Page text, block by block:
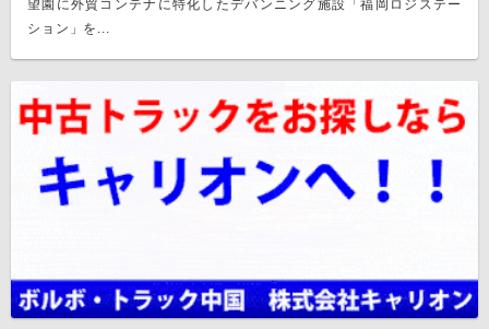
望園に外貿コンテナに特化したデバンニング施設「福岡ロジステー
ション」を...